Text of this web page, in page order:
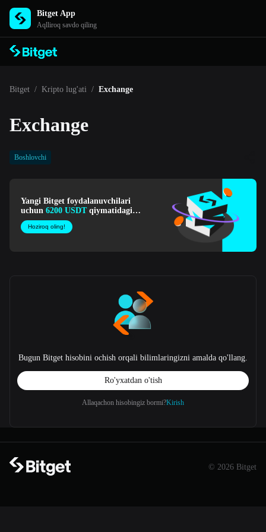
Bitget App
Aqlliroq savdo qiling
Bitget / Kripto lug'ati / Exchange
Exchange
Boshlovchi
Yangi Bitget foydalanuvchilari
uchun 6200 USDTqiymatidagi
xush kelibsiz to'plami!
Hoziroq oling!
Bugun Bitget hisobini ochish orqali bilimlaringizni amalda qo'llang.
Ro'yxatdan o'tish
Allaqachon hisobingiz bormi?Kirish
© 2026 Bitget